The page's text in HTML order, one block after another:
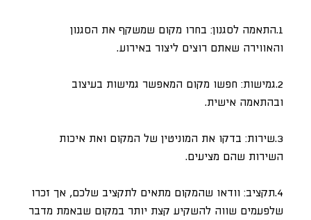
1.התאמה לסגנון: בחרו מקום שמשקף את הסגנון
והאווירה שאתם רוצים ליצור באירוע.
2.גמישות: חפשו מקום המאפשר גמישות בעיצוב
ובהתאמה אישית.
3.שירות: בדקו את המוניטין של המקום ואת איכות
השירות שהם מציעים.
4.תקציב: וודאו שהמקום מתאים לתקציב שלכם, אך זכרו
שלפעמים שווה להשקיע קצת יותר במקום שבאמת מדבר